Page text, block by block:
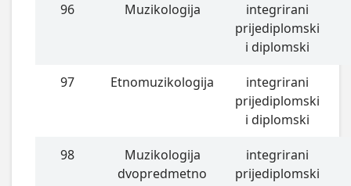
96 Muzikologija
integrirani
prijediplomski
i diplomski
97 Etnomuzikologija
integrirani
prijediplomski
i diplomski
98
Muzikologija
dvopredmetno
integrirani
prijediplomski